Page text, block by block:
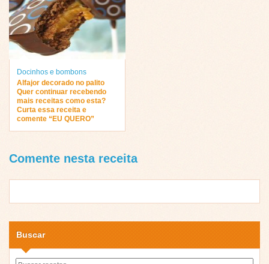
Docinhos e bombons
Alfajor decorado no palito
Quer continuar recebendo
mais receitas como esta?
Curta essa receita e
comente “EU QUERO”
Comente nesta receita
Buscar